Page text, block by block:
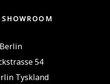
54
Tyskland